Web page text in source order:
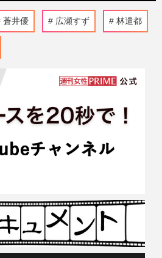
蒼井優 広瀬すず 林遣都